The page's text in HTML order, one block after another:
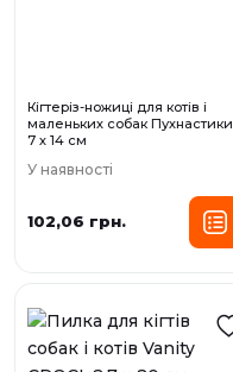
Кігтеріз-ножиці для котів і
маленьких собак Пухнастики,
7 х 14 см
У наявності
102,06 грн.